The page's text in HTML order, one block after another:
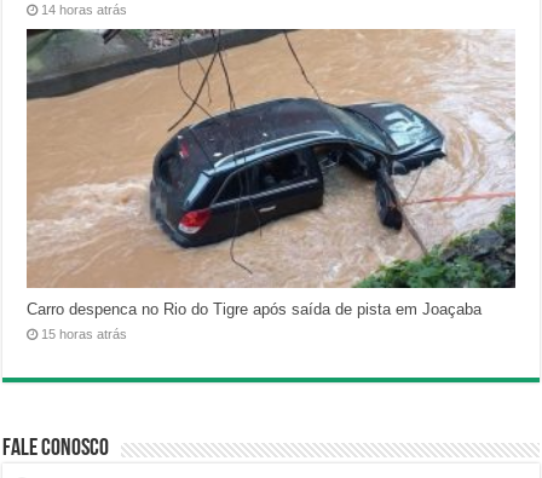
14 horas atrás
Carro despenca no Rio do Tigre após saída de pista em Joaçaba
15 horas atrás
Fale Conosco